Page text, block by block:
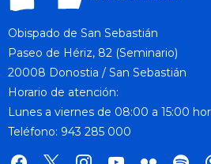
Obispado de San Sebastián
Paseo de Hériz, 82 (Seminario)
20008 Donostia / San Sebastián
Horario de atención:
Lunes a viernes de 08:00 a 15:00
Teléfono: 943 285 000
facebook
x instagramyoutube
flickr spotify